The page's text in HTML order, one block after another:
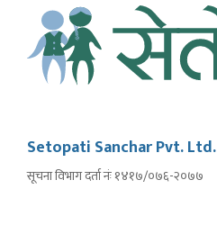
Setopati Sanchar Pvt. Ltd.
सूचना विभाग दर्ता नंः १४१७/०७६-२०७७